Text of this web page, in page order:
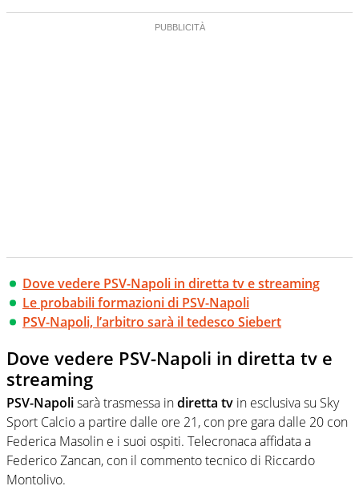
Dove vedere PSV-Napoli in diretta tv e streaming
Le probabili formazioni di PSV-Napoli
PSV-Napoli, l’arbitro sarà il tedesco Siebert
Dove vedere PSV-Napoli in diretta tv e
streaming
PSV-Napolisarà trasmessa indiretta tv in esclusiva su Sky
Sport Calcio a partire dalle ore 21, con pre gara dalle 20 con
Federica Masolin e i suoi ospiti. Telecronaca affidata a
Federico Zancan, con il commento tecnico di Riccardo
Montolivo.